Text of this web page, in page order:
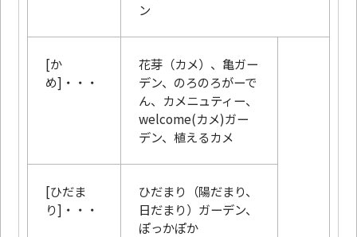
ン
[か
め]・・・
花芽（カメ）、亀ガー
デン、のろのろがーで
ん、カメニュティー、
welcome(カメ)ガー
デン、植えるカメ
[ひだま
り]・・・
ひだまり（陽だまり、
日だまり）ガーデン、
ぽっかぽか